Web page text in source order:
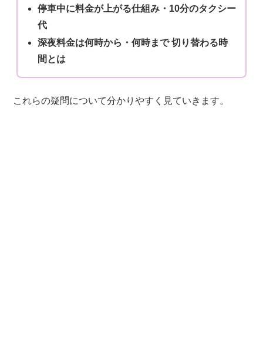
停車中に料金が上がる仕組み・10分のタクシー
代
深夜料金は何時から・何時まで 切り替わる時
間とは
これらの疑問について分かりやすく見ていきます。